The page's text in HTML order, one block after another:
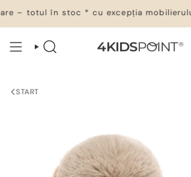
la
conținut
– totul în stoc * cu excepția mobilierului
CĂUTARE
START